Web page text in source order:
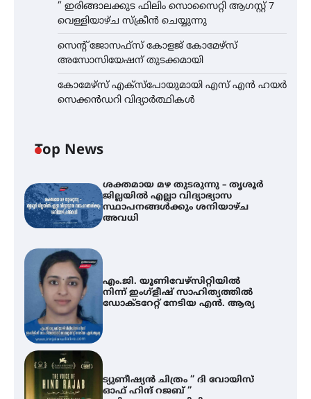
” ഇരിങ്ങാലക്കുട ഫിലിം സൊസൈറ്റി ആഗസ്റ്റ് 7
വെള്ളിയാഴ്ച സ്‌ക്രീൻ ചെയ്യുന്നു
സെന്റ് ജോസഫ്സ് കോളജ് കോമേഴ്‌സ്
അസോസിയേഷന് തുടക്കമായി
കോമേഴ്സ് എക്സ്പോയുമായി എസ് എൻ ഹയർ
സെക്കൻഡറി വിദ്യാർത്ഥികൾ
Top News
ശക്തമായ മഴ തുടരുന്നു – തൃശൂർ
ജില്ലയിൽ എല്ലാ വിദ്യാഭ്യാസ
സ്ഥാപനങ്ങൾക്കും ശനിയാഴ്ച
അവധി
എം.ജി. യൂണിവേഴ്‌സിറ്റിയിൽ
നിന്ന് ഇംഗ്ളീഷ് സാഹിത്യത്തിൽ
ഡോക്ടറേറ്റ് നേടിയ എൻ. ആര്യ
ട്യുണീഷ്യൻ ചിത്രം ” ദി വോയിസ്
ഓഫ് ഹിന്ദ് റജബ് ”